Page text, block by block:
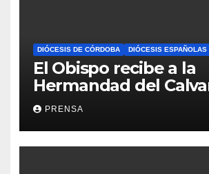
DIÓCESIS DE CÓRDOBA DIÓCESIS ESPAÑOLAS
El Obispo recibe a la
Hermandad del
PRENSA